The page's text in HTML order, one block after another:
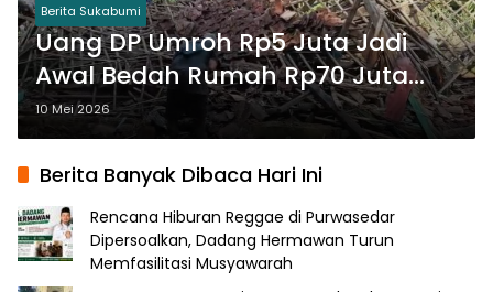
Berita Sukabumi
Uang DP Umroh Rp5 Juta Jadi
Awal Bedah Rumah Rp70 Juta
untuk Warga Talagasari
Jampangkulon
10 Mei 2026
Berita Banyak Dibaca Hari Ini
Rencana Hiburan Reggae di Purwasedar
Dipersoalkan, Dadang Hermawan Turun
Memfasilitasi Musyawarah